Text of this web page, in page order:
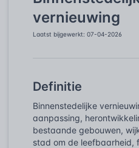
vernieuwing
Laatst bijgewerkt: 07-04-2026
Definitie
Binnenstedelijke
aanpassing,
bestaande gebouwen,
stad om de leefbaarheid,